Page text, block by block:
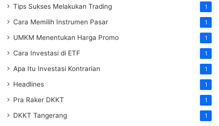
Tips Sukses Melakukan Trading 1
Cara Memilih Instrumen Pasar 1
UMKM Menentukan Harga Promo 1
Cara Investasi di ETF 1
Apa Itu Investasi Kontrarian 1
Headlines 1
Pra Raker DKKT 1
DKKT Tangerang 1